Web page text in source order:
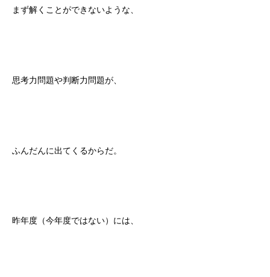
まず解くことができないような、
思考力問題や判断力問題が、
ふんだんに出てくるからだ。
昨年度（今年度ではない）には、